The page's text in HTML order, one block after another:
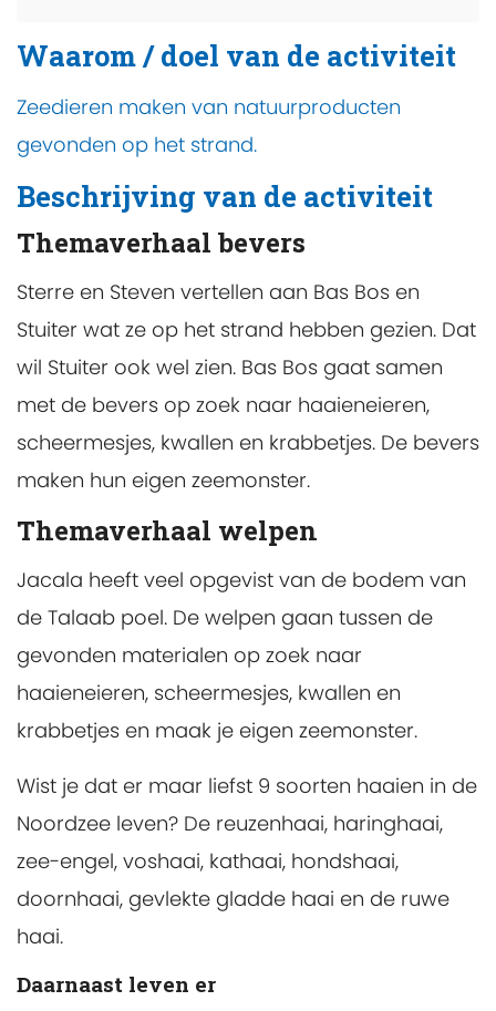
Waarom / doel van de activiteit
Zeedieren maken van natuurproducten
gevonden op het strand.
Beschrijving van de activiteit
Themaverhaal bevers
Sterre en Steven vertellen aan Bas Bos en
Stuiter wat ze op het strand hebben gezien. Dat
wil Stuiter ook wel zien. Bas Bos gaat samen
met de bevers op zoek naar haaieneieren,
scheermesjes, kwallen en krabbetjes. De bevers
maken hun eigen zeemonster.
Themaverhaal welpen
Jacala heeft veel opgevist van de bodem van
de Talaab poel. De welpen gaan tussen de
gevonden materialen op zoek naar
haaieneieren, scheermesjes, kwallen en
krabbetjes en maak je eigen zeemonster.
Wist je dat er maar liefst 9 soorten haaien in de
Noordzee leven? De reuzenhaai, haringhaai,
zee-engel, voshaai, kathaai, hondshaai,
doornhaai, gevlekte gladde haai en de ruwe
haai.
Daarnaast leven er